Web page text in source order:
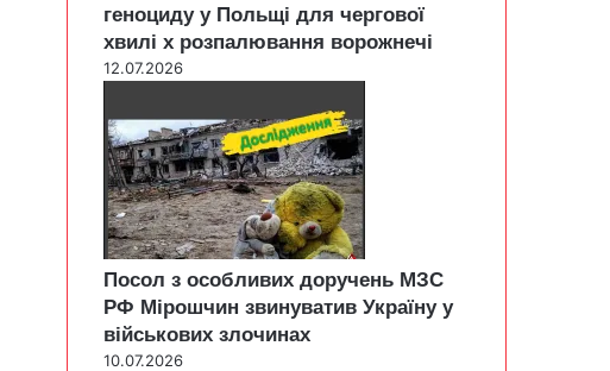
геноциду у Польщі для чергової
хвилі х розпалювання ворожнечі
12.07.2026
Посол з особливих доручень МЗС
РФ Мірошчин звинуватив Україну у
військових злочинах
10.07.2026